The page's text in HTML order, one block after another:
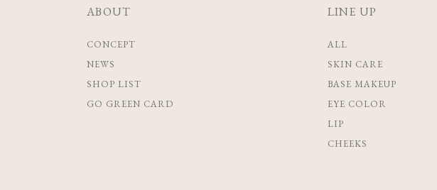
ABOUT
CONCEPT
NEWS
SHOP LIST
GO GREEN CARD
LINE UP
ALL
SKIN CARE
BASE MAKEUP
EYE COLOR
LIP
CHEEKS